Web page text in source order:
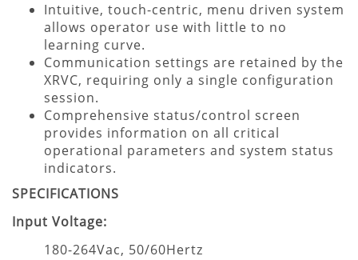
Intuitive, touch-centric, menu driven system
allows operator use with little to no
learning curve.
Communication settings are retained by the
XRVC, requiring only a single configuration
session.
Comprehensive status/control screen
provides information on all critical
operational parameters and system status
indicators.
SPECIFICATIONS
Input Voltage:
180-264Vac, 50/60Hertz